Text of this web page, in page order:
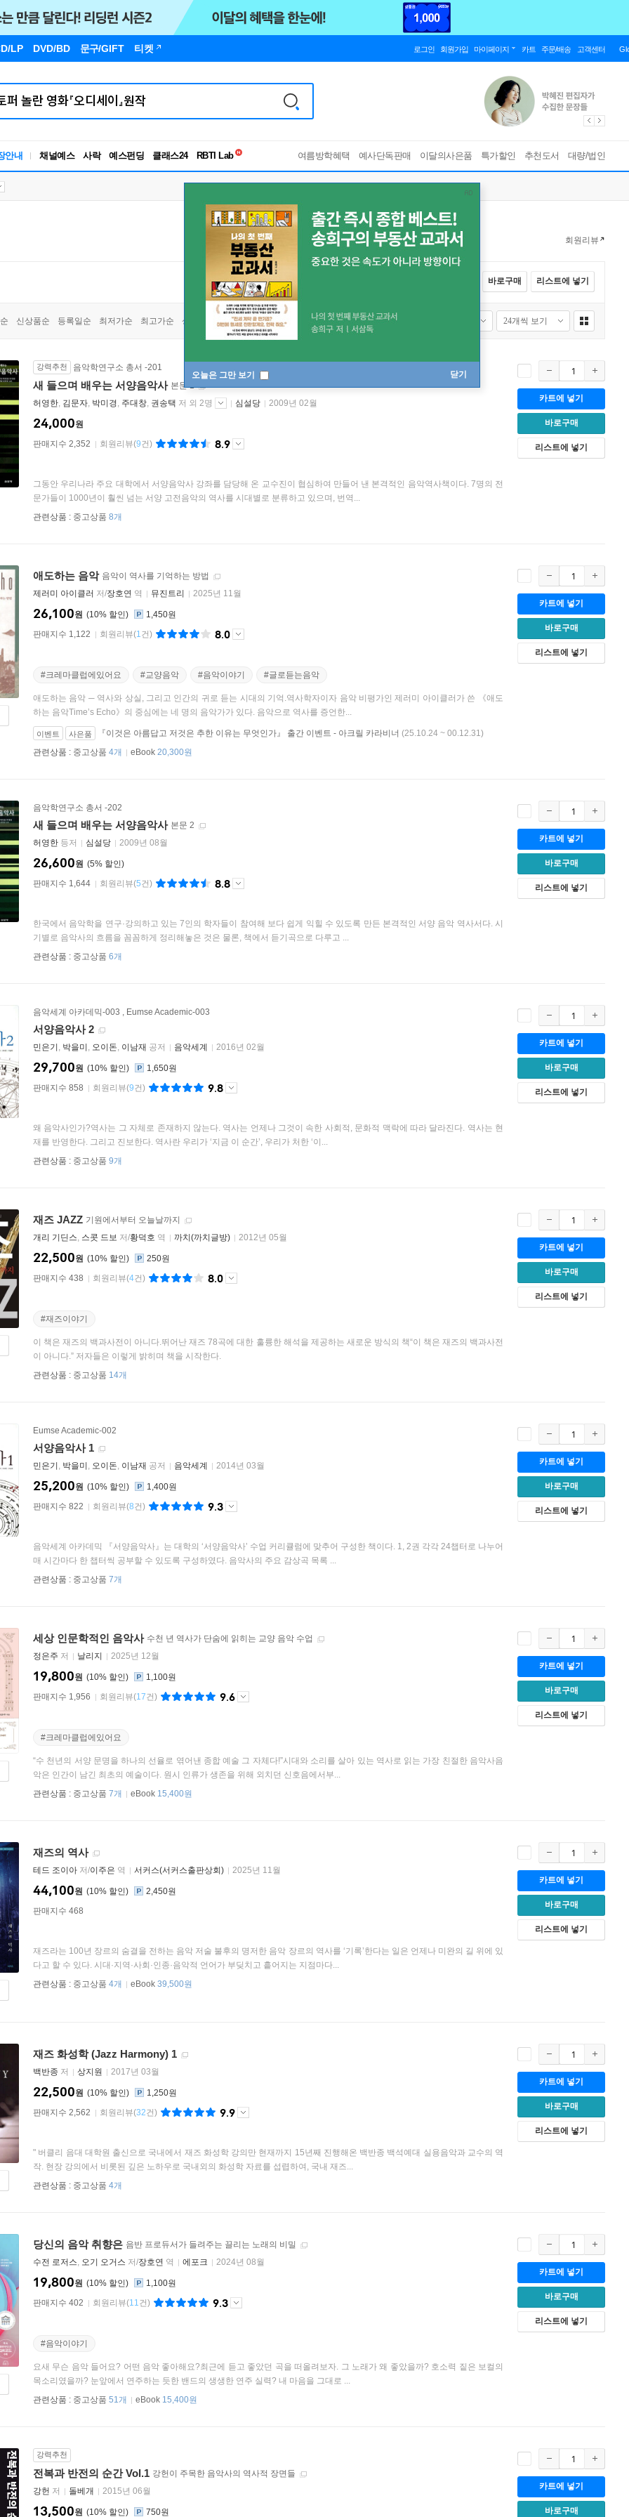
LP DVD/BD 문구/GIFT 티켓 로그인 회원가입 마이페이지 카트 주문/배송 고객센터
안내 채널예스 사락 예스펀딩 클래스24
독서유형검사
여름방학혜택 예사단독판매 이달의사은품 특가할인 추천도서 대량/법인
오늘은 그만 보기 닫기
회원리뷰
바로구매 리스트에 넣기
신상품순 등록일순 최저가순 최고가순 상품명순
강력추천 음악학연구소 총서 -201
새 들으며 배우는 서양음악사 본문 1
허영한, 김문자, 박미경, 주대창, 권송택 저 외 2명 심설당 2009년 02월
24,000원
판매지수 2,352
회원리뷰(9건) 8.9
그동안 우리나라 주요 대학에서 서양음악사 강좌를 담당해 온 교수진이 협심하여 만들어 낸 본격적인 음악역사책이다. 7명의 전
문가들이 1000년이 훨씬 넘는 서양 고전음악의 역사를 시대별로 분류하고 있으며, 번역...
관련상품 : 중고상품 8개
카트에 넣기
바로구매
리스트에 넣기
애도하는 음악 음악이 역사를 기억하는 방법
제러미 아이클러 저/장호연 역 뮤진트리 2025년 11월
10%
26,100원
1,450원
판매지수 1,122
회원리뷰(1건) 8.0
#크레마클럽에있어요 #교양음악 #음악이야기 #글로듣는음악
애도하는 음악 ─ 역사와 상실, 그리고 인간의 귀로 듣는 시대의 기억.역사학자이자 음악 비평가인 제러미 아이클러가 쓴 《애도
하는 음악Time’s Echo》의 중심에는 네 명의 음악가가 있다. 음악으로 역사를 증언한...
이벤트 사은품 『이것은 아름답고 저것은 추한 이유는 무엇인가』 출간 이벤트 - 아크릴 카라비너 (25.10.24 ~ 00.12.31)
관련상품 : 중고상품 4개 eBook 20,300원
카트에 넣기
바로구매
리스트에 넣기
음악학연구소 총서 -202
새 들으며 배우는 서양음악사 본문 2
허영한 등저 심설당 2009년 08월
5%
26,600원
판매지수 1,644
회원리뷰(5건) 8.8
한국에서 음악학을 연구·강의하고 있는 7인의 학자들이 참여해 보다 쉽게 익힐 수 있도록 만든 본격적인 서양 음악 역사서다. 시
기별로 음악사의 흐름을 꼼꼼하게 정리해놓은 것은 물론, 책에서 듣기곡으로 다루고 ...
관련상품 : 중고상품 6개
카트에 넣기
바로구매
리스트에 넣기
음악세계 아카데믹-003 , Eumse Academic-003
서양음악사 2
민은기 , 박을미 , 오이돈, 이남재 공저 음악세계 2016년 02월
10%
29,700원
1,650원
판매지수 858
회원리뷰(9건) 9.8
왜 음악사인가?역사는 그 자체로 존재하지 않는다. 역사는 언제나 그것이 속한 사회적, 문화적 맥락에 따라 달라진다. 역사는 현
재를 반영한다. 그리고 진보한다. 역사란 우리가 ‘지금 이 순간’, 우리가 처한 ‘이...
관련상품 : 중고상품 9개
카트에 넣기
바로구매
리스트에 넣기
재즈 JAZZ 기원에서부터 오늘날까지
개리 기딘스, 스콧 드보 저/황덕호 역 까치(까치글방) 2012년 05월
10%
22,500원
250원
판매지수 438
회원리뷰(4건) 8.0
#재즈이야기
이 책은 재즈의 백과사전이 아니다.뛰어난 재즈 78곡에 대한 훌륭한 해석을 제공하는 새로운 방식의 책“이 책은 재즈의 백과사전
이 아니다.” 저자들은 이렇게 밝히며 책을 시작한다.
관련상품 : 중고상품 14개
카트에 넣기
바로구매
리스트에 넣기
Eumse Academic-002
서양음악사 1
민은기 , 박을미 , 오이돈, 이남재 공저 음악세계 2014년 03월
10%
25,200원
1,400원
판매지수 822
회원리뷰(8건) 9.3
음악세계 아카데믹 『서양음악사』는 대학의 ‘서양음악사’ 수업 커리큘럼에 맞추어 구성한 책이다. 1, 2권 각각 24챕터로 나누어
매 시간마다 한 챕터씩 공부할 수 있도록 구성하였다. 음악사의 주요 감상곡 목록 ...
관련상품 : 중고상품 7개
카트에 넣기
바로구매
리스트에 넣기
세상 인문학적인 음악사 수천 년 역사가 단숨에 읽히는 교양 음악 수업
정은주 저 날리지 2025년 12월
10%
19,800원
1,100원
판매지수 1,956
회원리뷰(17건) 9.6
#크레마클럽에있어요
“수 천년의 서양 문명을 하나의 선율로 엮어낸 종합 예술 그 자체다!”시대와 소리를 살아 있는 역사로 읽는 가장 친절한 음악사음
악은 인간이 남긴 최초의 예술이다. 원시 인류가 생존을 위해 외치던 신호음에서부...
관련상품 : 중고상품 7개 eBook 15,400원
카트에 넣기
바로구매
리스트에 넣기
재즈의 역사
테드 조이아 저/이주은 역 서커스(서커스출판상회) 2025년 11월
10%
44,100원
2,450원
판매지수 468
재즈라는 100년 장르의 숨결을 전하는 음악 저술 불후의 명저한 음악 장르의 역사를 ‘기록’한다는 일은 언제나 미완의 길 위에 있
다고 할 수 있다. 시대·지역·사회·인종·음악적 언어가 부딪치고 흩어지는 지점마다...
관련상품 : 중고상품 4개 eBook 39,500원
카트에 넣기
바로구매
리스트에 넣기
재즈 화성학 (Jazz Harmony) 1
백반종 저 상지원 2017년 03월
10%
22,500원
1,250원
판매지수 2,562
회원리뷰(32건) 9.9
" 버클리 음대 대학원 출신으로 국내에서 재즈 화성학 강의만 현재까지 15년째 진행해온 백반종 백석예대 실용음악과 교수의 역
작. 현장 강의에서 비롯된 깊은 노하우로 국내외의 화성학 자료를 섭렵하여, 국내 재즈...
관련상품 : 중고상품 4개
카트에 넣기
바로구매
리스트에 넣기
당신의 음악 취향은 음반 프로듀서가 들려주는 끌리는 노래의 비밀
수전 로저스, 오기 오거스 저/장호연 역 에포크 2024년 08월
10%
19,800원
1,100원
판매지수 402
회원리뷰(11건) 9.3
#음악이야기
요새 무슨 음악 들어요? 어떤 음악 좋아해요?최근에 듣고 좋았던 곡을 떠올려보자. 그 노래가 왜 좋았을까? 호소력 짙은 보컬의
목소리였을까? 눈앞에서 연주하는 듯한 밴드의 생생한 연주 실력? 내 마음을 그대로 ...
관련상품 : 중고상품 51개 eBook 15,400원
카트에 넣기
바로구매
리스트에 넣기
강력추천
전복과 반전의 순간 Vol.1 강헌이 주목한 음악사의 역사적 장면들
강헌 저 돌베개 2015년 06월
10%
13,500원 750원
카트에 넣기
바로구매